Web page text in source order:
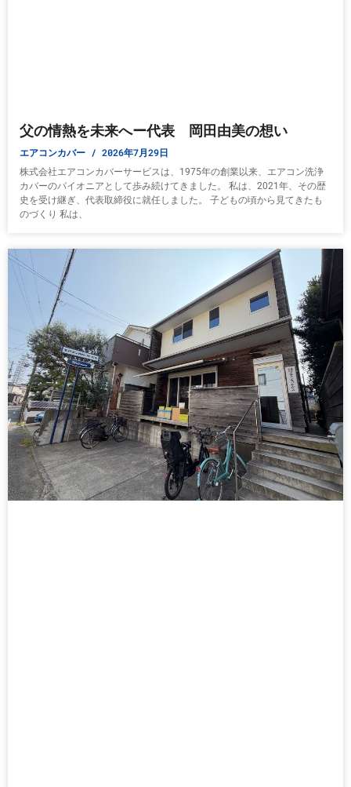
父の情熱を未来へー代表 岡田由美の想い
エアコンカバー 2026年7月29日
株式会社エアコンカバーサービスは、1975年の創業以来、エアコン洗浄
カバーのパイオニアとして歩み続けてきました。 私は、2021年、その歴
史を受け継ぎ、代表取締役に就任しました。 子どもの頃から見てきたも
のづくり 私は、